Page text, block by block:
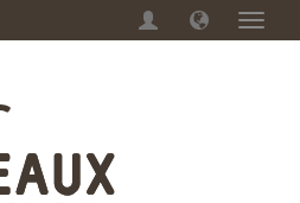
Menu